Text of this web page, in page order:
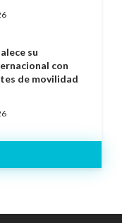
su
con
de movilidad